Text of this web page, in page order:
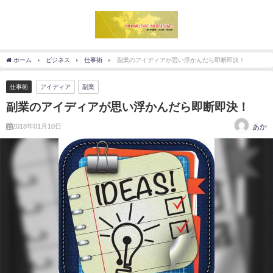
ホーム ビジネス 仕事術 副業のアイディアが思い浮かんだら即断即決！
仕事術 アイディア 副業
副業のアイディアが思い浮かんだら即断即決！
2018年01月10日 あか